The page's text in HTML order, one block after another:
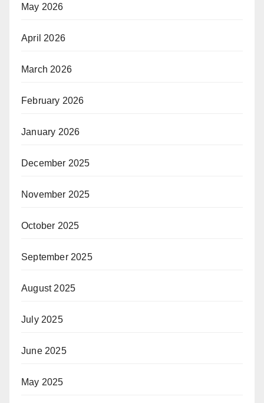
May 2026
April 2026
March 2026
February 2026
January 2026
December 2025
November 2025
October 2025
September 2025
August 2025
July 2025
June 2025
May 2025